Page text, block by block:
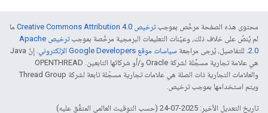
محتوى هذه الصفحة مرخّص بموجبترخيص Creative Commons Attribution 4.0‏
ما
لم يُنصّ على خلاف ذلك، وعيّنات التعليمات البرمجية مرخّصة بموجب
ترخيص Apache
2.0‏ . للتفاصيل، يُرجى مراجعة سياسات موقع Google Developers الإلكتروني
. إنّ Java
هي علامة تجارية مسجَّلة لشركة Oracle و/أو شركائها التابعين. ‫OPENTHREAD
والعلامات التجارية ذات الصلة هي علامات تجارية مسجّلة تابعة لشركة Thread Group
ويتم استخدامها بموجب ترخيص.
تاريخ التعديل الأخير: 2025-07-24 (حسب التوقيت العالمي المتفَّق عليه)